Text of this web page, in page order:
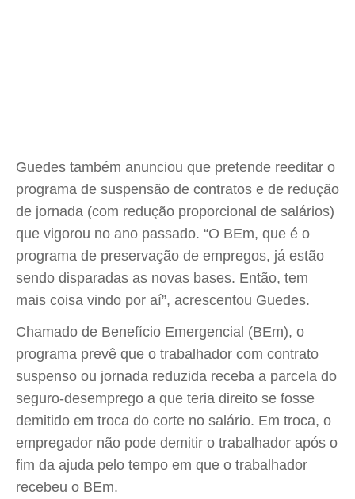
Guedes também anunciou que pretende reeditar o
programa de suspensão de contratos e de redução
de jornada (com redução proporcional de salários)
que vigorou no ano passado. “O BEm, que é o
programa de preservação de empregos, já estão
sendo disparadas as novas bases. Então, tem
mais coisa vindo por aí”, acrescentou Guedes.
Chamado de Benefício Emergencial (BEm), o
programa prevê que o trabalhador com contrato
suspenso ou jornada reduzida receba a parcela do
seguro-desemprego a que teria direito se fosse
demitido em troca do corte no salário. Em troca, o
empregador não pode demitir o trabalhador após o
fim da ajuda pelo tempo em que o trabalhador
recebeu o BEm.